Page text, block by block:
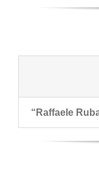
“Raffaele